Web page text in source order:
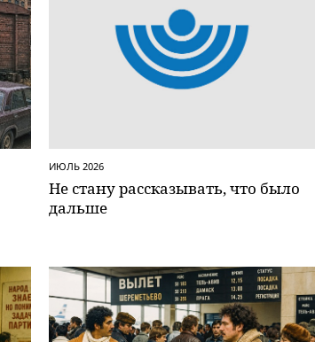
ИЮЛЬ 2026
Не стану рассказывать, что было
дальше